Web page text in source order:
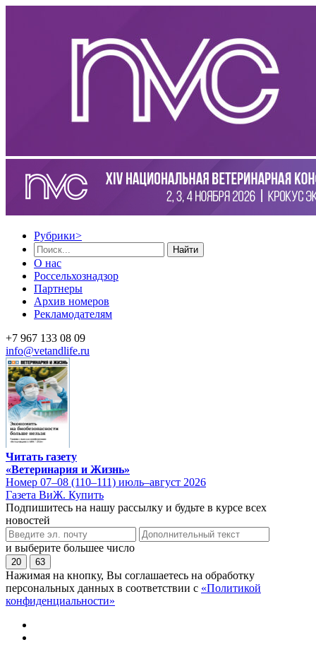
Рубрики>
Найти
О нас
Россельхознадзор
Партнеры
Архив номеров
Рекламодателям
+7 967 133 08 09
info@vetandlife.ru
Читать газету
«Ветеринария и Жизнь»
Номер 07–08 (110–111) июль–август 2026
Газета ВиЖ. Купить
Подпишитесь на нашу рассылку и будьте в курсе всех
новостей
и выберите большее число
20 63
Нажимая на кнопку, Вы соглашаетесь на обработку
персональных данных в соответствии с «Политикой
конфиденциальности»